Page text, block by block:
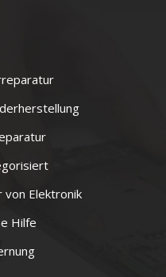
von Elektronik
Hilfe